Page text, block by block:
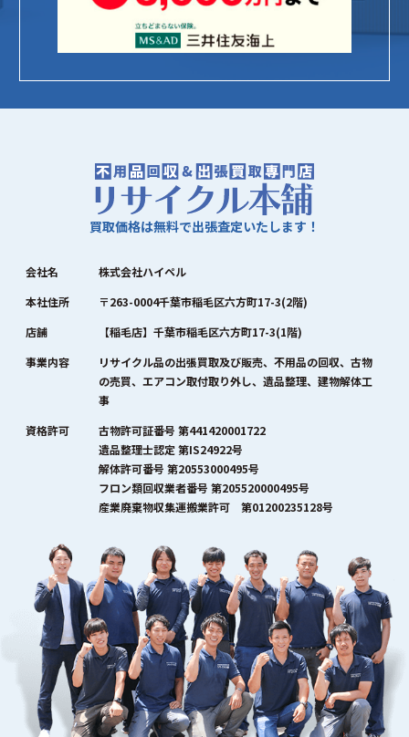
買取価格は無料で出張査定いたします！
会社名
株式会社ハイペル
本社住所
〒263-0004千葉市稲毛区六方町17-3(2階)
店舗
【稲毛店】千葉市稲毛区六方町17-3(1階)
事業内容
リサイクル品の出張買取及び販売、不用品の回収、古物
の売買、エアコン取付取り外し、遺品整理、建物解体工
事
資格許可
古物許可証番号 第441420001722
遺品整理士認定 第IS24922号
解体許可番号 第20553000495号
フロン類回収業者番号 第205520000495号
産業廃棄物収集運搬業許可 第01200235128号